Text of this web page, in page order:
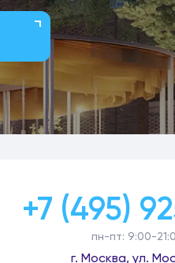
+7 (495)
пн-пт: 9:00-
г. Москва, ул.